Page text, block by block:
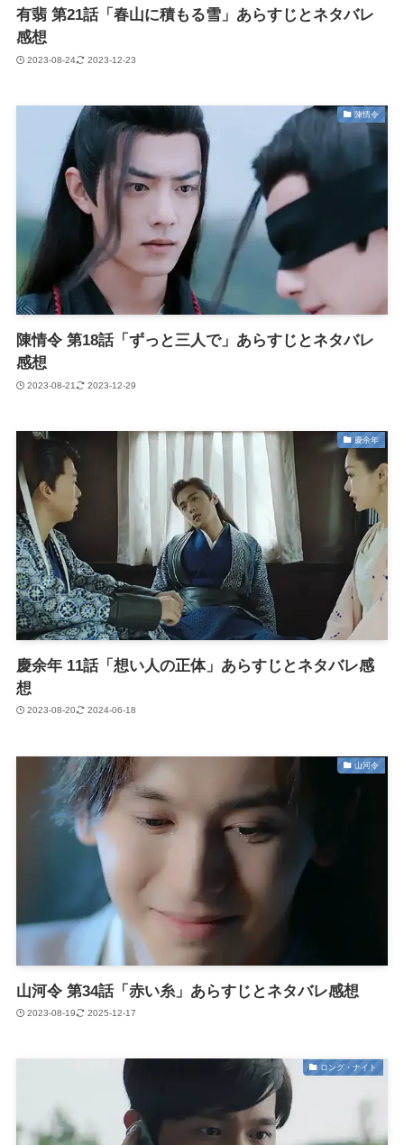
有翡 第21話「春山に積もる雪」あらすじとネタバレ
感想
2023-08-24 2023-12-23
陳情令
陳情令 第18話「ずっと三人で」あらすじとネタバレ
感想
2023-08-21 2023-12-29
慶余年
慶余年 11話「想い人の正体」あらすじとネタバレ感
想
2023-08-20 2024-06-18
山河令
山河令 第34話「赤い糸」あらすじとネタバレ感想
2023-08-19 2025-12-17
ロング・ナイト